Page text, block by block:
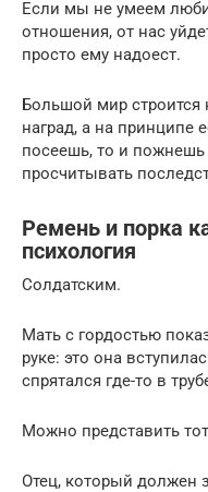
Если мы не умеем
отношения, от нас
просто ему надоест.
Большой мир строится
наград, а на принципе
посеешь, то и пожнешь
просчитывать
Ремень и порка
психология
Солдатским.
Мать с гордостью
руке: это она
спрятался где-то в
Можно представить
Отец, который должен